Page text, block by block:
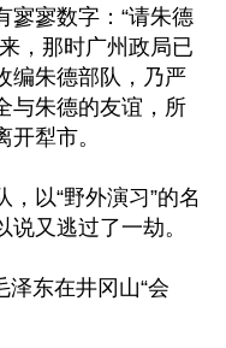
寥寥数字：“请朱德
，那时广州政局已
编朱德部队，乃严
与朱德的友谊，所
开犁市。
以“野外演习”的名
说又逃过了一劫。
东在井冈山“会